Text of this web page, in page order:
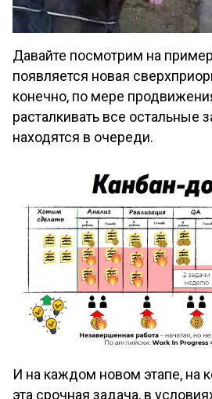
Давайте посмотрим на
появляется новая
конечно, по мере
расталкивать все остальные
находятся в очереди.
И на каждом новом этапе, на
эта срочная задача, в